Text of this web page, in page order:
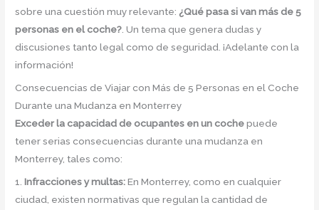
sobre una cuestión muy relevante: ¿Qué pasa si van más de 5
personas en el coche? . Un tema que genera dudas y
discusiones tanto legal como de seguridad. ¡Adelante con la
información!
Consecuencias de Viajar con Más de 5 Personas en el Coche
Durante una Mudanza en Monterrey
Exceder la capacidad de ocupantes en un cochepuede
tener serias consecuencias durante una mudanza en
Monterrey, tales como:
1.Infracciones y multas:En Monterrey, como en cualquier
ciudad, existen normativas que regulan la cantidad de